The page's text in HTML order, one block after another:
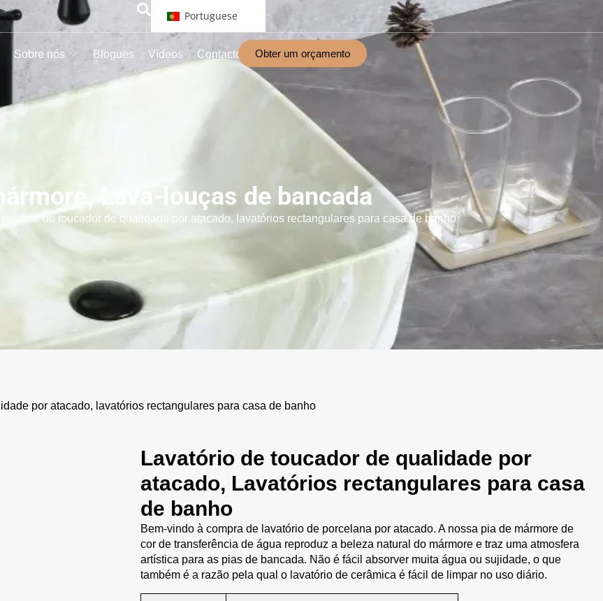
Portuguese
Sobre nós Blogues Vídeos Contacto Obter um orçamento
Lava-louças de bancada
de toucador de qualidade por atacado, lavatórios rectangulares para casa de banho
por atacado, lavatórios rectangulares para casa de banho
Lavatório de toucador de qualidade por
atacado, Lavatórios rectangulares para casa
de banho
Bem-vindo à compra de lavatório de porcelana por atacado. A nossa pia de mármore de
cor de transferência de água reproduz a beleza natural do mármore e traz uma atmosfera
artística para as pias de bancada. Não é fácil absorver muita água ou sujidade, o que
também é a razão pela qual o lavatório de cerâmica é fácil de limpar no uso diário.